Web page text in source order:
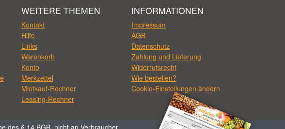
WEITERE THEMEN
Kontakt
Hilfe
Links
Warenkorb
Konto
Merkzettel
Mietkauf-Rechner
Leasing-Rechner
INFORMATIONEN
Impressum
AGB
Datenschutz
Zahlung und Lieferung
Widerrufsrecht
Wie bestellen?
Cookie-Einstellungen ändern